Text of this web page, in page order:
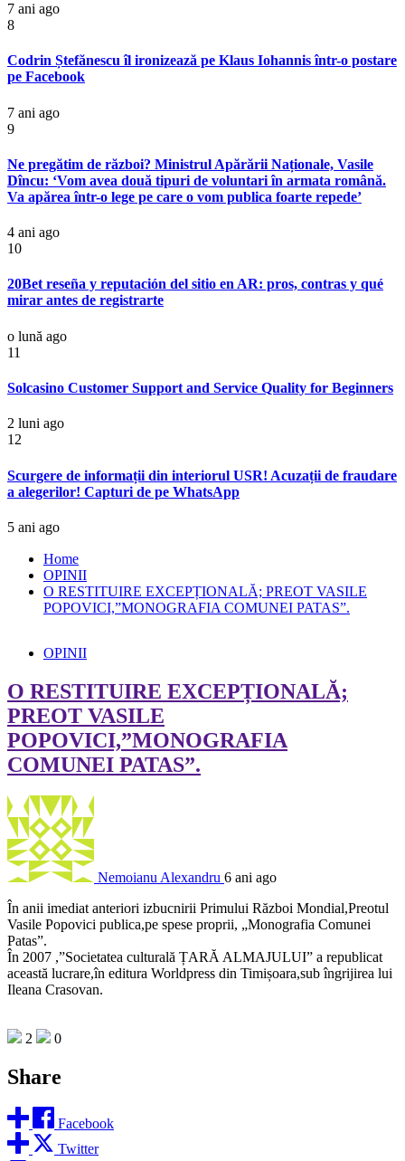
7 ani ago
8
Codrin Ștefănescu îl ironizează pe Klaus Iohannis într-o postare
pe Facebook
7 ani ago
9
Ne pregătim de război? Ministrul Apărării Naționale, Vasile
Dîncu: ‘Vom avea două tipuri de voluntari în armata română.
Va apărea într-o lege pe care o vom publica foarte repede’
4 ani ago
10
20Bet reseña y reputación del sitio en AR: pros, contras y qué
mirar antes de registrarte
o lună ago
11
Solcasino Customer Support and Service Quality for Beginners
2 luni ago
12
Scurgere de informații din interiorul USR! Acuzații de fraudare
a alegerilor! Capturi de pe WhatsApp
5 ani ago
Home
OPINII
O RESTITUIRE EXCEPȚIONALĂ; PREOT VASILE
POPOVICI,”MONOGRAFIA COMUNEI PATAS”.
OPINII
O RESTITUIRE EXCEPȚIONALĂ;
PREOT VASILE
POPOVICI,”MONOGRAFIA
COMUNEI PATAS”.
Nemoianu Alexandru 6 ani ago
În anii imediat anteriori izbucnirii Primului Război Mondial,Preotul
Vasile Popovici publica,pe spese proprii, „Monografia Comunei
Patas”.
În 2007 ,”Societatea culturală ȚARĂ ALMAJULUI” a republicat
această lucrare,în editura Worldpress din Timișoara,sub îngrijirea lui
Ileana Crasovan.
2 0
Share
Facebook
Twitter